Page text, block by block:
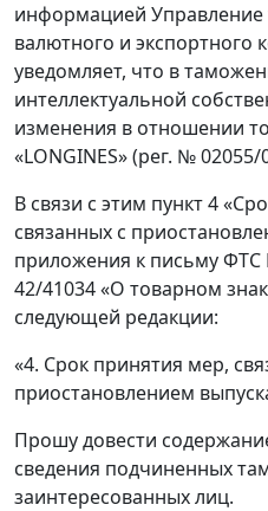
информацией Управление
валютного и экспортного
уведомляет, что в
интеллектуальной
изменения в отношении
«LONGINES» (рег. №
В связи с этим пункт 4
связанных с
приложения к письму ФТС
42/41034 «О товарном
следующей редакции:
«4. Срок принятия мер,
приостановлением
Прошу довести
сведения подчиненных
заинтересованных лиц.